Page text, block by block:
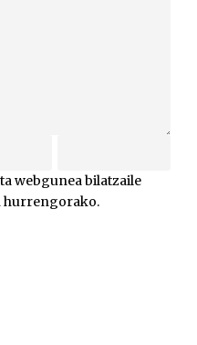
webgunea bilatzaile
hurrengorako.